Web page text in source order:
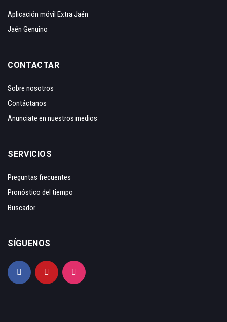
Aplicación móvil Extra Jaén
Jaén Genuino
CONTACTAR
Sobre nosotros
Contáctanos
Anunciate en nuestros medios
SERVICIOS
Preguntas frecuentes
Pronóstico del tiempo
Buscador
SÍGUENOS